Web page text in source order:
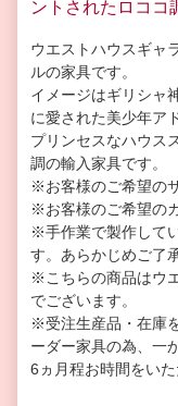
ントされたロココ
ウエストハウスギャ
ルの家具です。
イメージはギリシャ
に愛された美少年ア
プリンセスなハウス
調の輸入家具です。
※お客様のご希望の
※お客様のご希望の
※手作業で製作して
す。あらかじめご了
※こちらの商品はウ
でございます。
※受注生産品・在庫
ーダー家具の為、一
6ヵ月程お時間をいた